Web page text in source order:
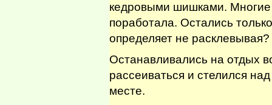
кедровыми шишками.
поработала. Остались
определяет не расклевывая?
Останавливались на отдых
рассеиваться и стелился
месте.